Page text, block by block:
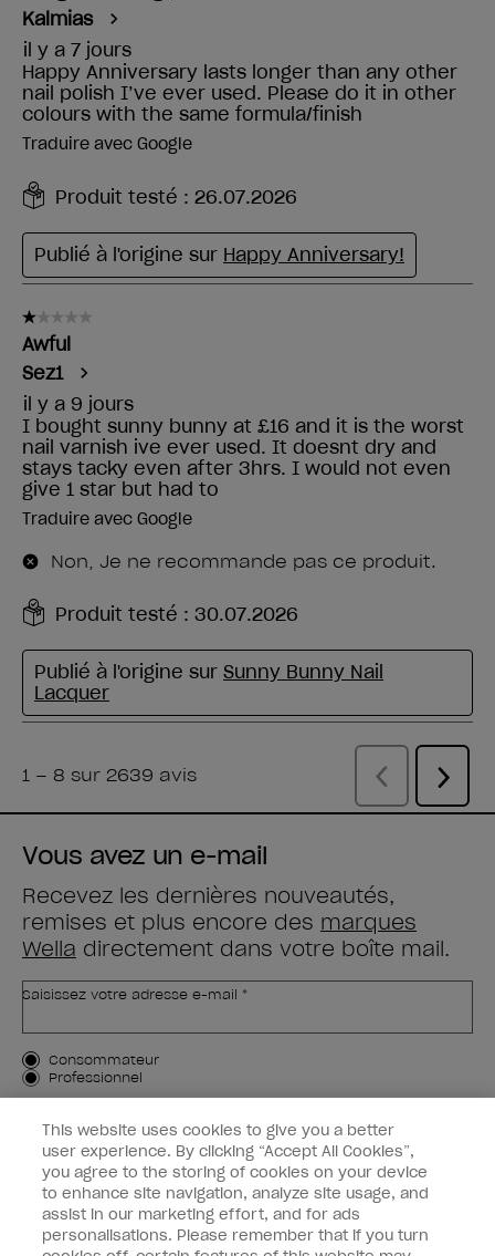
Vous avez un e-mail
Recevez les dernières nouveautés,
remises et plus encore des marques
Wella directement dans votre boîte mail.
Saisissez votre adresse e-mail *
Type de client
Consommateur
Professionnel
M'INSCRIRE
Informations clients
OPI & vous
This website uses cookies to give you a better
user experience. By clicking “Accept All Cookies”,
you agree to the storing of cookies on your device
to enhance site navigation, analyze site usage, and
assist in our marketing effort, and for ads
personalisations. Please remember that if you turn